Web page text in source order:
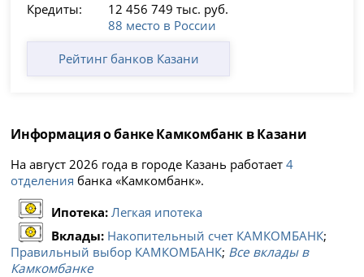
Кредиты:
12 456 749 тыс. руб.
88 место в России
Рейтинг банков Казани
Информация о банке Камкомбанк в Казани
На август 2026 года в городе Казань работает4
отделения банка «Камкомбанк».
Ипотека:Легкая ипотека
Вклады: Накопительный счет КАМКОМБАНК;
Правильный выбор КАМКОМБАНК; Все вклады в
Камкомбанке